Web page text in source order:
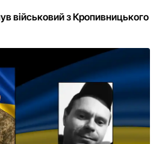
військовий з Кропивницького